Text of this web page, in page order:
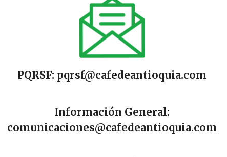
PQRSF: pqrsf@cafedeantioquia.com
Información General:
comunicaciones@cafedeantioquia.com